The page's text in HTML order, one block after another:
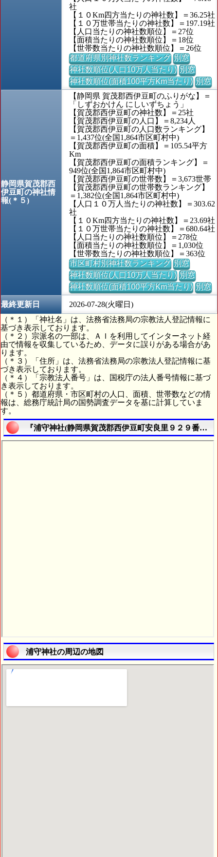
社
【１０Km四方当たりの神社数】＝36.25社
【１０万世帯当たりの神社数】＝197.19社
【人口当たりの神社数順位】＝27位
【面積当たりの神社数順位】＝18位
【世帯数当たりの神社数順位】＝26位
都道府県別神社数ランキング 別窓
神社数順位(人口10万人当たり) 別窓
神社数順位(面積100平方Km当たり) 別窓
静岡県賀茂郡西
伊豆町の神社情
報(＊５)
【静岡県 賀茂郡西伊豆町のふりがな】＝
「しずおかけん にしいずちょう」
【賀茂郡西伊豆町の神社数】＝25社
【賀茂郡西伊豆町の人口】＝8,234人
【賀茂郡西伊豆町の人口数ランキング】
＝1,437位(全国1,864市区町村中)
【賀茂郡西伊豆町の面積】＝105.54平方
Km
【賀茂郡西伊豆町の面積ランキング】＝
949位(全国1,864市区町村中)
【賀茂郡西伊豆町の世帯数】＝3,673世帯
【賀茂郡西伊豆町の世帯数ランキング】
＝1,382位(全国1,864市区町村中)
【人口１０万人当たりの神社数】＝303.62
社
【１０Km四方当たりの神社数】＝23.69社
【１０万世帯当たりの神社数】＝680.64社
【人口当たりの神社数順位】＝278位
【面積当たりの神社数順位】＝1,030位
【世帯数当たりの神社数順位】＝363位
市区町村別神社数ランキング 別窓
神社数順位(人口10万人当たり) 別窓
神社数順位(面積100平方Km当たり) 別窓
最終更新日
2026-07-28(火曜日)
（＊１）「神社名」は、法務省法務局の宗教法人登記情報に
基づき表示しております。
（＊２）宗派名の一部は、ＡＩを利用してインターネット経
由で情報を収集しているため、データに誤りがある場合があ
ります。
（＊３）「住所」は、法務省法務局の宗教法人登記情報に基
づき表示しております。
（＊４）「宗教法人番号」は、国税庁の法人番号情報に基づ
き表示しております。
（＊５）都道府県・市区町村の人口、面積、世帯数などの情
報は、総務庁統計局の国勢調査データを基に計算していま
す。
『浦守神社(静岡県賀茂郡西伊豆町安良里９２９番地)
浦守神社の周辺の地図